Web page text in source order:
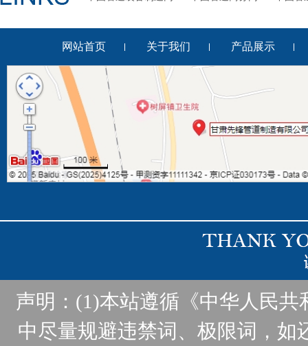
网站首页 关于我们 产品展示
声明：(1)本站遵循《中华人民
中尽量规避违禁词、极限词，